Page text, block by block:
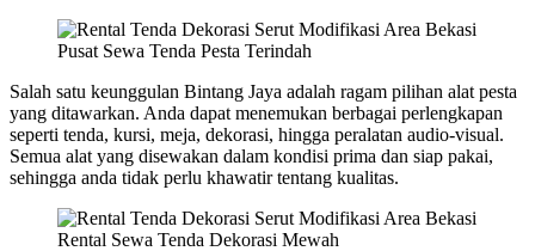
Pusat Sewa Tenda Pesta Terindah
Salah satu keunggulan Bintang Jaya adalah ragam pilihan alat pesta
yang ditawarkan. Anda dapat menemukan berbagai perlengkapan
seperti tenda, kursi, meja, dekorasi, hingga peralatan audio-visual.
Semua alat yang disewakan dalam kondisi prima dan siap pakai,
sehingga anda tidak perlu khawatir tentang kualitas.
Rental Sewa Tenda Dekorasi Mewah